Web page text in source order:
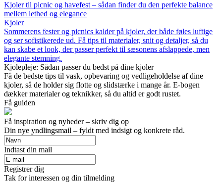
Kjoler til picnic og havefest – sådan finder du den perfekte balance
mellem lethed og elegance
Kjoler
Sommerens fester og picnics kalder på kjoler, der både føles luftige
og ser sofistikerede ud. Få tips til materialer, snit og detaljer, så du
kan skabe et look, der passer perfekt til sæsonens afslappede, men
elegante stemning.
Kjolepleje: Sådan passer du bedst på dine kjoler
Få de bedste tips til vask, opbevaring og vedligeholdelse af dine
kjoler, så de holder sig flotte og slidstærke i mange år. E-bogen
dækker materialer og teknikker, så du altid er godt rustet.
Få guiden
Få inspiration og nyheder – skriv dig op
Din nye yndlingsmail – fyldt med indsigt og konkrete råd.
Indtast din mail
Registrer dig
Tak for interessen og din tilmelding